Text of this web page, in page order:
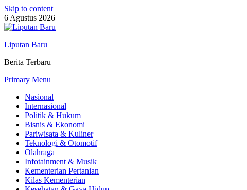
Skip to content
6 Agustus 2026
Liputan Baru
Berita Terbaru
Primary Menu
Nasional
Internasional
Politik & Hukum
Bisnis & Ekonomi
Pariwisata & Kuliner
Teknologi & Otomotif
Olahraga
Infotainment & Musik
Kementerian Pertanian
Kilas Kementerian